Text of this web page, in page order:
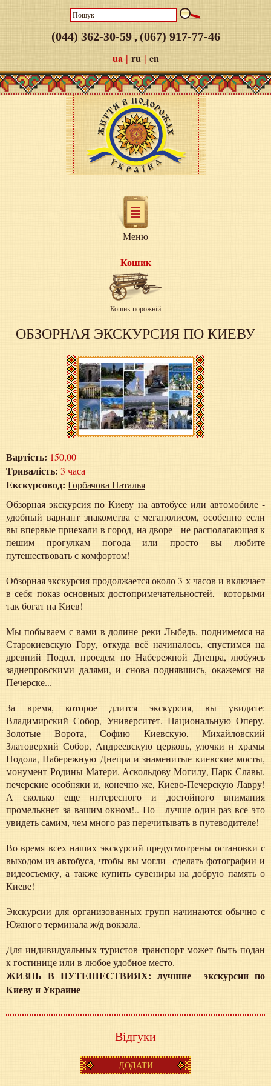
(044) 362-30-59 , (067) 917-77-46
ua | ru | en
Меню
Кошик
Кошик порожній
ОБЗОРНАЯ ЭКСКУРСИЯ ПО КИЕВУ
Вартість: 150,00
Тривалість: 3 часа
Екскурсовод: Горбачова Наталья
Обзорная экскурсия по Киеву на автобусе или автомобиле -
удобный вариант знакомства с мегаполисом, особенно если
вы впервые приехали в город, на дворе - не располагающая к
пешим прогулкам погода или просто вы любите
путешествовать с комфортом!
Обзорная экскурсия продолжается около 3-х часов и включает
в себя показ основных достопримечательностей, которыми
так богат на Киев!
Мы побываем с вами в долине реки Лыбедь, поднимемся на
Старокиевскую Гору, откуда всё начиналось, спустимся на
древний Подол, проедем по Набережной Днепра, любуясь
заднепровскими далями, и снова поднявшись, окажемся на
Печерске...
За время, которое длится экскурсия, вы увидите:
Владимирский Собор, Университет, Национальную Оперу,
Золотые Ворота, Софию Киевскую, Михайловский
Златоверхий Собор, Андреевскую церковь, улочки и храмы
Подола, Набережную Днепра и знаменитые киевские мосты,
монумент Родины-Матери, Аскольдову Могилу, Парк Славы,
печерские особняки и, конечно же, Киево-Печерскую Лавру!
А сколько еще интересного и достойного внимания
промелькнет за вашим окном!.. Но - лучше один раз все это
увидеть самим, чем много раз перечитывать в путеводителе!
Во время всех наших экскурсий предусмотрены остановки с
выходом из автобуса, чтобы вы могли сделать фотографии и
видеосъемку, а также купить сувениры на добрую память о
Киеве!
Экскурсии для организованных групп начинаются обычно с
Южного терминала ж/д вокзала.
Для индивидуальных туристов транспорт может быть подан
к гостинице или в любое удобное место.
ЖИЗНЬ В ПУТЕШЕСТВИЯХ: лучшие экскурсии по
Киеву и Украине
Відгуки
ДОДАТИ